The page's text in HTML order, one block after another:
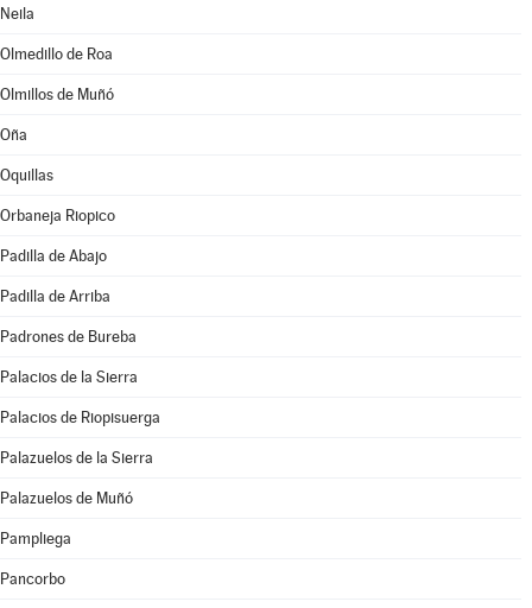
Neila
Olmedillo de Roa
Olmillos de Muñó
Oña
Oquillas
Orbaneja Riopico
Padilla de Abajo
Padilla de Arriba
Padrones de Bureba
Palacios de la Sierra
Palacios de Riopisuerga
Palazuelos de la Sierra
Palazuelos de Muñó
Pampliega
Pancorbo